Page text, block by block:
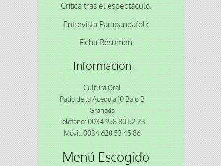
Crítica tras el espectáculo.
Entrevista Parapandafolk
Ficha Resumen
Informacion
Cultura Oral
Patio de la Acequia 10 Bajo B
Granada
Teléfono: 0034 958 80 52 23
Móvil: 0034 620 53 45 86
Menú Escogido